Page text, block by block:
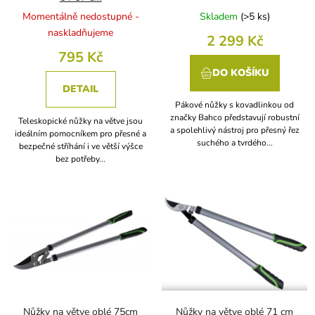
Momentálně nedostupné -
naskladňujeme
795 Kč
DETAIL
Teleskopické nůžky na větve jsou
ideálním pomocníkem pro přesné a
bezpečné stříhání i ve větší výšce
bez potřeby...
Skladem (>5 ks)
2 299 Kč
DO KOŠÍKU
Pákové nůžky s kovadlinkou od
značky Bahco představují robustní
a spolehlivý nástroj pro přesný řez
suchého a tvrdého...
Nůžky na větve oblé 75cm Nůžky na větve oblé 71 cm